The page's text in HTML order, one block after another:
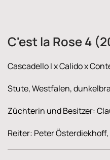
C'est la Rose 4
Cascadello I x Calido x
Stute, Westfalen,
Züchterin und Besitzer:
Reiter: Peter